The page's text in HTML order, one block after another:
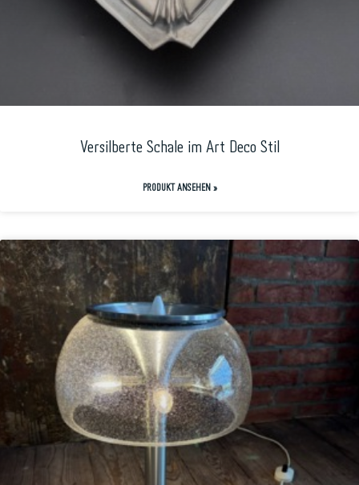
Versilberte Schale im Art Deco Stil
PRODUKT ANSEHEN »